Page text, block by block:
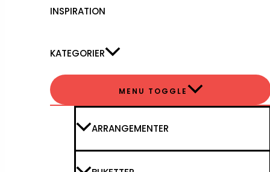
INSPIRATION
KATEGORIER
MENU TOGGLE
ARRANGEMENTER